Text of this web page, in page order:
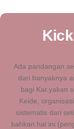
Ada pandangan
dari banyaknya
bagi Kar.yakan
Keide,
sistematis dari
bahkan hal ini